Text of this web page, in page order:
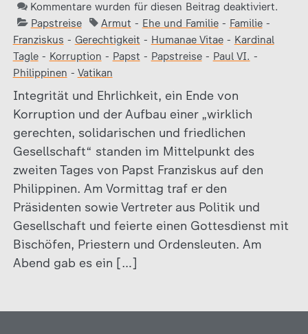
Kommentare wurden für diesen Beitrag deaktiviert.
Papstreise
Armut - Ehe und Familie- Familie-
Franziskus - Gerechtigkeit - Humanae Vitae- Kardinal
Tagle- Korruption - Papst - Papstreise- Paul VI. -
Philippinen - Vatikan
Integrität und Ehrlichkeit, ein Ende von
Korruption und der Aufbau einer „wirklich
gerechten, solidarischen und friedlichen
Gesellschaft“ standen im Mittelpunkt des
zweiten Tages von Papst Franziskus auf den
Philippinen. Am Vormittag traf er den
Präsidenten sowie Vertreter aus Politik und
Gesellschaft und feierte einen Gottesdienst mit
Bischöfen, Priestern und Ordensleuten. Am
Abend gab es ein […]